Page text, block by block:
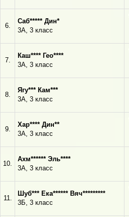
6.
Саб***** Дин*
3А, 3 класс
7.
Каш**** Гео****
3А, 3 класс
8.
Ягу*** Кам***
3А, 3 класс
9.
Хар**** Дин**
3А, 3 класс
10.
Ахм****** Эль****
3А, 3 класс
11.
Шуб*** Ека****** Вяч*********
3Б, 3 класс